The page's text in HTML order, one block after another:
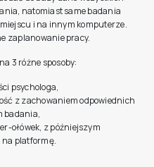
natomiast same badania
i na innym komputerze.
zaplanowanie pracy.
3 różne sposoby:
psychologa,
z zachowaniem odpowiednich
badania,
ołówek, z późniejszym
na platformę.